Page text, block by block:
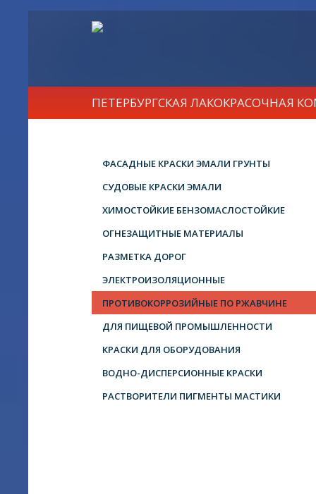
ПЕТЕРБУРГСКАЯ ЛАКОКРАСОЧНАЯ
ФАСАДНЫЕ КРАСКИ ЭМАЛИ ГРУНТЫ
СУДОВЫЕ КРАСКИ ЭМАЛИ
ХИМОСТОЙКИЕ БЕНЗОМАСЛОСТОЙКИЕ
ОГНЕЗАЩИТНЫЕ МАТЕРИАЛЫ
РАЗМЕТКА ДОРОГ
ЭЛЕКТРОИЗОЛЯЦИОННЫЕ
ПРОТИВОКОРРОЗИЙНЫЕ ПО РЖАВЧИНЕ
ДЛЯ ПИЩЕВОЙ ПРОМЫШЛЕННОСТИ
КРАСКИ ДЛЯ ОБОРУДОВАНИЯ
ВОДНО-ДИСПЕРСИОННЫЕ КРАСКИ
РАСТВОРИТЕЛИ ПИГМЕНТЫ МАСТИКИ